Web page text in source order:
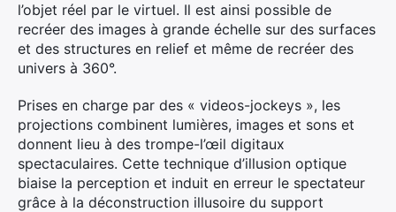
l’objet réel par le virtuel. Il est ainsi possible de
recréer des images à grande échelle sur des surfaces
et des structures en relief et même de recréer des
univers à 360°.
Prises en charge par des « videos-jockeys », les
projections combinent lumières, images et sons et
donnent lieu à des trompe-l’œil digitaux
spectaculaires. Cette technique d’illusion optique
biaise la perception et induit en erreur le spectateur
grâce à la déconstruction illusoire du support